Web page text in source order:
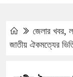
জেলার খবর,
জাতীয় ঐকমত্যের